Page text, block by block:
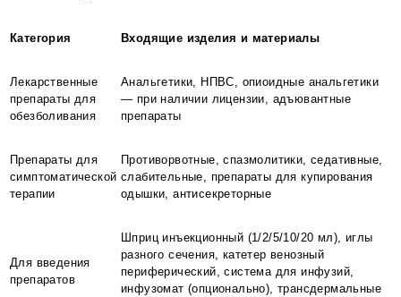
Категория Входящие изделия и материалы
Лекарственные
препараты для
обезболивания
Анальгетики, НПВС, опиоидные анальгетики
— при наличии лицензии, адъювантные
препараты
Препараты для
симптоматической
терапии
Противорвотные, спазмолитики, седативные,
слабительные, препараты для купирования
одышки, антисекреторные
Для введения
препаратов
Шприц инъекционный (1/2/5/10/20 мл), иглы
разного сечения, катетер венозный
периферический, система для инфузий,
инфузомат (опционально), трансдермальные